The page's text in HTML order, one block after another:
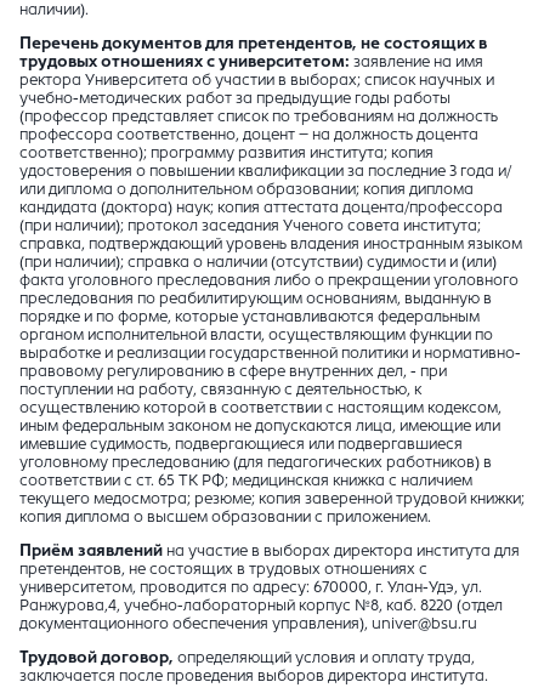
наличии).
Перечень документов для претендентов, не состоящих в
трудовых отношениях с университетом: заявление на имя
ректора Университета об участии в выборах; список научных и
учебно-методических работ за предыдущие годы работы
(профессор представляет список по требованиям на должность
профессора соответственно, доцент – на должность доцента
соответственно); программу развития института; копия
удостоверения о повышении квалификации за последние 3 года и/
или диплома о дополнительном образовании; копия диплома
кандидата (доктора) наук; копия аттестата доцента/профессора
(при наличии); протокол заседания Ученого совета института;
справка, подтверждающий уровень владения иностранным языком
(при наличии); справка о наличии (отсутствии) судимости и (или)
факта уголовного преследования либо о прекращении уголовного
преследования по реабилитирующим основаниям, выданную в
порядке и по форме, которые устанавливаются федеральным
органом исполнительной власти, осуществляющим функции по
выработке и реализации государственной политики и нормативно-
правовому регулированию в сфере внутренних дел, - при
поступлении на работу, связанную с деятельностью, к
осуществлению которой в соответствии с настоящим кодексом,
иным федеральным законом не допускаются лица, имеющие или
имевшие судимость, подвергающиеся или подвергавшиеся
уголовному преследованию (для педагогических работников) в
соответствии с ст. 65 ТК РФ; медицинская книжка с наличием
текущего медосмотра; резюме; копия заверенной трудовой книжки;
копия диплома о высшем образовании с приложением.
Приём заявлений на участие в выборах директора института для
претендентов, не состоящих в трудовых отношениях с
университетом, проводится по адресу: 670000, г. Улан-Удэ, ул.
Ранжурова,4, учебно-лабораторный корпус №8, каб. 8220 (отдел
документационного обеспечения управления), univer@bsu.ru
Трудовой договор, определяющий условия и оплату труда,
заключается после проведения выборов директора института.